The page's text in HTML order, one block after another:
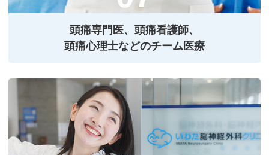
頭痛専⾨医、頭痛看護師、
頭痛⼼理⼠などのチーム医療